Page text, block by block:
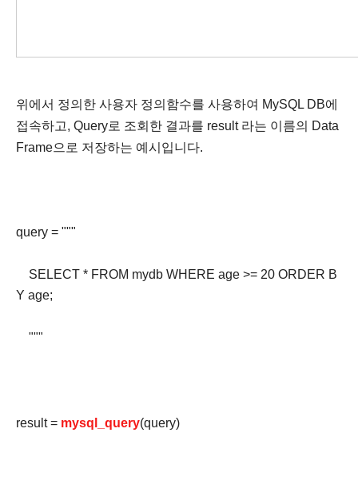
위에서 정의한 사용자 정의함수를 사용하여 MySQL DB에
접속하고, Query로 조회한 결과를 result 라는 이름의 Data
Frame으로 저장하는 예시입니다.
query = """
SELECT * FROM mydb WHERE age >= 20 ORDER B
Y age;
"""
result = mysql_query(query)